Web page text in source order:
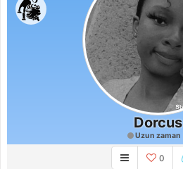
Dorcus
Uzun zaman
0